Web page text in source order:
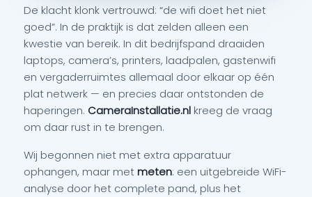
De klacht klonk vertrouwd: “de wifi doet het niet
goed”. In de praktijk is dat zelden alleen een
kwestie van bereik. In dit bedrijfspand draaiden
laptops, camera’s, printers, laadpalen, gastenwifi
en vergaderruimtes allemaal door elkaar op één
plat netwerk — en precies daar ontstonden de
haperingen. CameraInstallatie.nl kreeg de vraag
om daar rust in te brengen.
Wij begonnen niet met extra apparatuur
ophangen, maar metmeten: een uitgebreide WiFi-
analyse door het complete pand, plus het